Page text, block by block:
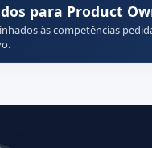
para Product
às competências